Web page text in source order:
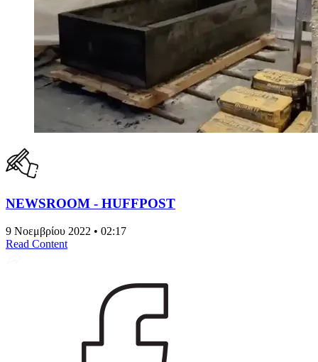
NEWSROOM - HUFFPOST
9 Νοεμβρίου 2022 • 02:17
Read Content